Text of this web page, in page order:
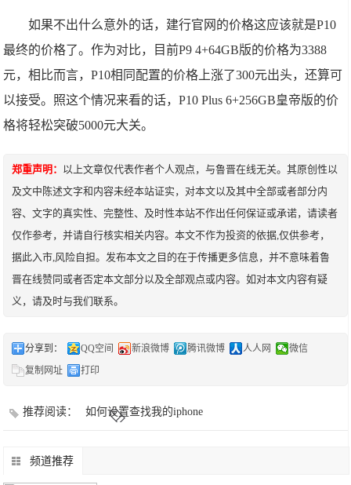
如果不出什么意外的话，建行官网的价格这应该就是P10
最终的价格了。作为对比，目前P9 4+64GB版的价格为3388
元，相比而言，P10相同配置的价格上涨了300元出头，还算可
以接受。照这个情况来看的话，P10 Plus 6+256GB皇帝版的价
格将轻松突破5000元大关。
郑重声明： 以上文章仅代表作者个人观点，与鲁晋在线无关。其原创性以
及文中陈述文字和内容未经本站证实，对本文以及其中全部或者部分内
容、文字的真实性、完整性、及时性本站不作出任何保证或承诺，请读者
仅作参考，并请自行核实相关内容。本文不作为投资的依据,仅供参考，
据此入市,风险自担。发布本文之目的在于传播更多信息，并不意味着鲁
晋在线赞同或者否定本文部分以及全部观点或内容。如对本文内容有疑
义，请及时与我们联系。
分享到： QQ空间 新浪微博 腾讯微博 人人网
微信
复制网址
打印
推荐阅读： 如何设置查找我的iphone
频道推荐